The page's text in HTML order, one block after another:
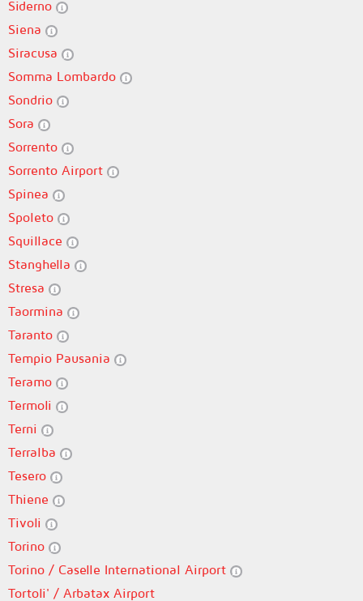
Siderno
Siena
Siracusa
Somma Lombardo
Sondrio
Sora
Sorrento
Sorrento Airport
Spinea
Spoleto
Squillace
Stanghella
Stresa
Taormina
Taranto
Tempio Pausania
Teramo
Termoli
Terni
Terralba
Tesero
Thiene
Tivoli
Torino
Torino / Caselle International Airport
Tortoli' / Arbatax Airport